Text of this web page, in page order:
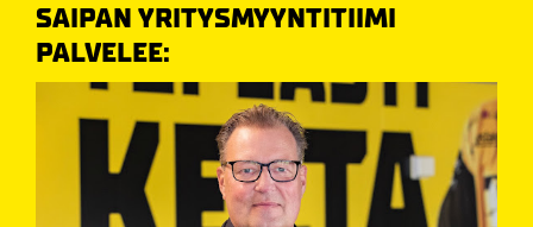
SAIPAN YRITYSMYYNTITIIMI
PALVELEE: